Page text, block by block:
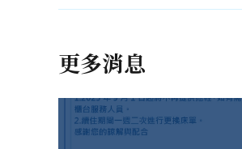
更多消息